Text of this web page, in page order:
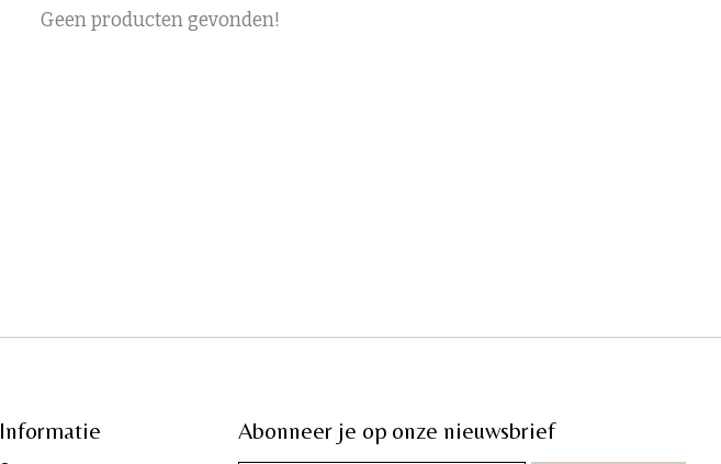
Geen producten gevonden!
Informatie Abonneer je op onze nieuwsbrief